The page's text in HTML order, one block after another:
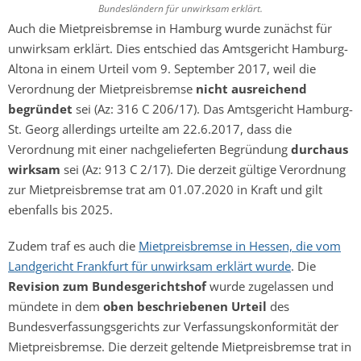
Bundesländern für unwirksam erklärt.
Auch die Mietpreisbremse in Hamburg wurde zunächst für
unwirksam erklärt. Dies entschied das Amtsgericht Hamburg-
Altona in einem Urteil vom 9. September 2017, weil die
Verordnung der Mietpreisbremse nicht ausreichend
begründet sei (Az: 316 C 206/17). Das Amtsgericht Hamburg-
St. Georg allerdings urteilte am 22.6.2017, dass die
Verordnung mit einer nachgelieferten Begründung durchaus
wirksam sei (Az: 913 C 2/17). Die derzeit gültige Verordnung
zur Mietpreisbremse trat am 01.07.2020 in Kraft und gilt
ebenfalls bis 2025.
Zudem traf es auch die Mietpreisbremse in Hessen, die vom
Landgericht Frankfurt für unwirksam erklärt wurde. Die
Revision zum Bundesgerichtshofwurde zugelassen und
mündete in dem oben beschriebenen Urteil des
Bundesverfassungsgerichts zur Verfassungskonformität der
Mietpreisbremse. Die derzeit geltende Mietpreisbremse trat in